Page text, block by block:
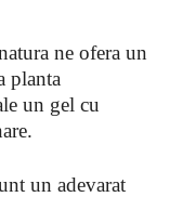
ne ofera un
planta
un gel cu
un adevarat